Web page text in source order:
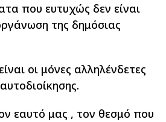
που ευτυχώς δεν είναι
της δημόσιας
οι μόνες αλληλένδετες
εαυτό μας , τον θεσμό που